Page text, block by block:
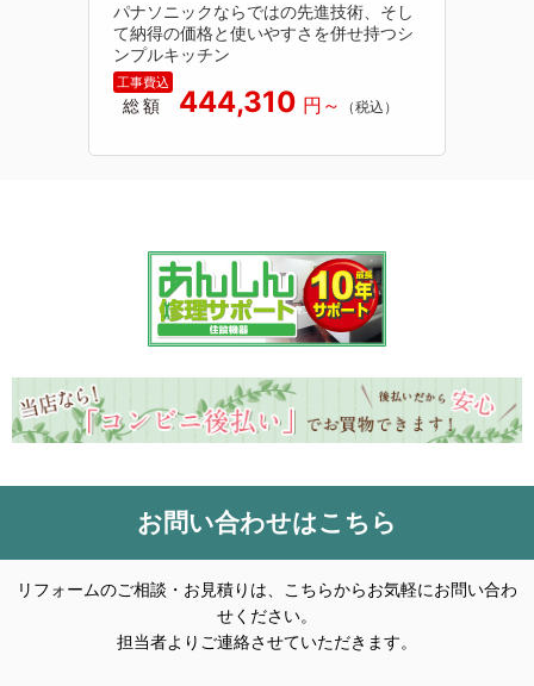
パナソニックならではの先進技術、そし
て納得の価格と使いやすさを併せ持つシ
ンプルキッチン
総額 444,310
お問い合わせはこちら
リフォームのご相談・お見積りは、こちらからお気軽にお問い合わ
せください。
担当者よりご連絡させていただきます。